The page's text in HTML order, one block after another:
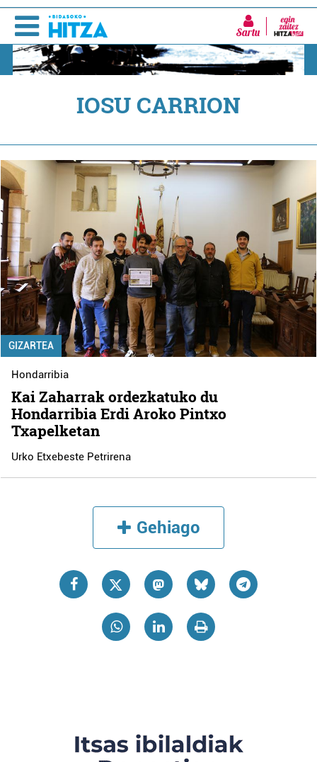
Sartu
IOSU CARRION
GIZARTEA
Hondarribia
Kai Zaharrak ordezkatuko du
Hondarribia Erdi Aroko Pintxo
Txapelketan
Urko Etxebeste Petrirena
Gehiago